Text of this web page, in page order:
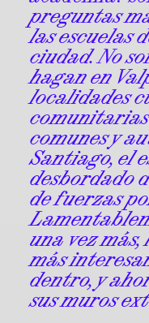
preguntas
las escuelas
ciudad. No
hagan en
localidades
comunes y
Santiago, el
desbordado
de fuerzas
una vez
más
dentro, y
sus muros